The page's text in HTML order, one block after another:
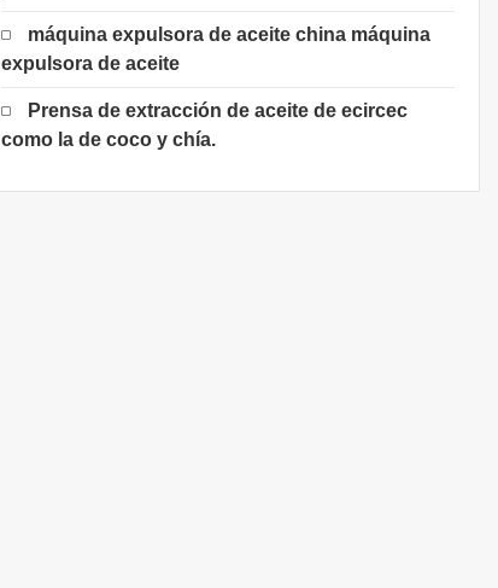
máquina expulsora de aceite china máquina
expulsora de aceite
Prensa de extracción de aceite de ecircec
como la de coco y chía.